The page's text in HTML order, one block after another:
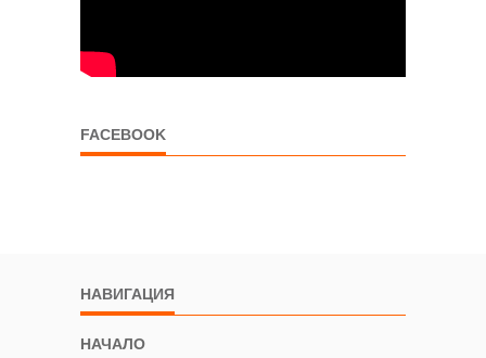
FACEBOOK
НАВИГАЦИЯ
НАЧАЛО